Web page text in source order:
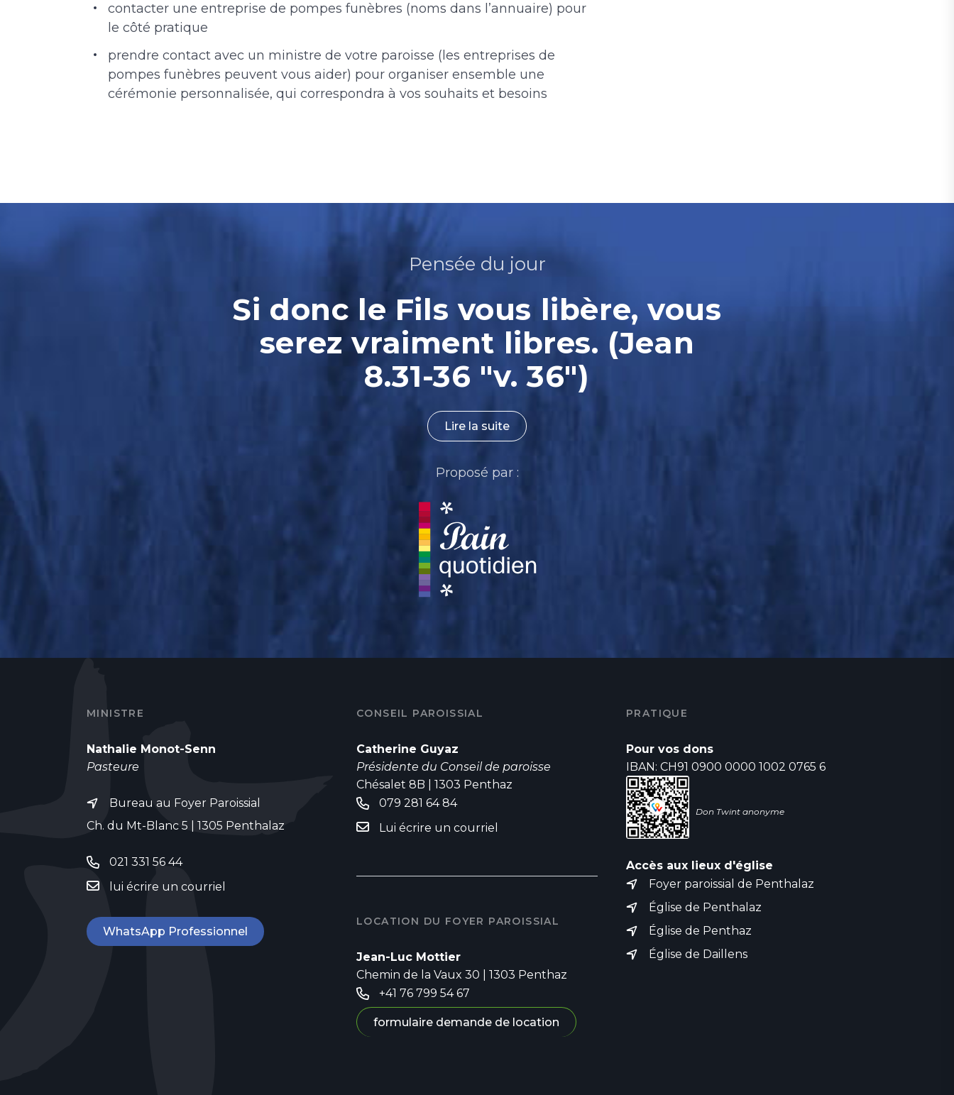
contacter une entreprise de pompes funèbres (noms dans l’annuaire) pour
le côté pratique
prendre contact avec un ministre de votre paroisse (les entreprises de
pompes funèbres peuvent vous aider) pour organiser ensemble une
cérémonie personnalisée, qui correspondra à vos souhaits et besoins
Pensée du jour
Si donc le Fils vous libère, vous
serez vraiment libres. (Jean
8.31-36 "v. 36")
Lire la suite
Proposé par :
MINISTRE
Nathalie Monot-Senn
Pasteure
Bureau au Foyer Paroissial
Ch. du Mt-Blanc 5 | 1305 Penthalaz
021 331 56 44
lui écrire un courriel
WhatsApp Professionnel
CONSEIL PAROISSIAL
Catherine Guyaz
Présidente du Conseil de paroisse
Chésalet 8B | 1303 Penthaz
079 281 64 84
Lui écrire un courriel
LOCATION DU FOYER PAROISSIAL
Jean-Luc Mottier
Chemin de la Vaux 30 | 1303 Penthaz
+41 76 799 54 67
formulaire demande de location
PRATIQUE
Pour vos dons
IBAN: CH91 0900 0000 1002 0765 6
Don Twint anonyme
Accès aux lieux d'église
Foyer paroissial de Penthalaz
Église de Penthalaz
Église de Penthaz
Église de Daillens